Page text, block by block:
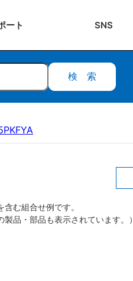
ート SNS
検索
む組合せ例です。
製品・部品も表示されています。）